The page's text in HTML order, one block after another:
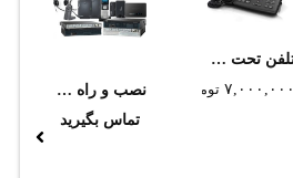
تلفن تحت شبکه یالینک مدل T29G (استوک)
۷,۰۰۰,۰۰۰ تومان
نصب و راه اندازی سانترال تحت شبکه
تماس بگیرید